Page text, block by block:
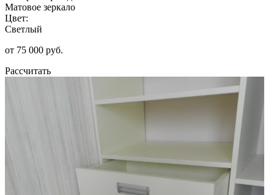
Матовое зеркало
Цвет:
Светлый
от 75 000 руб.
Рассчитать